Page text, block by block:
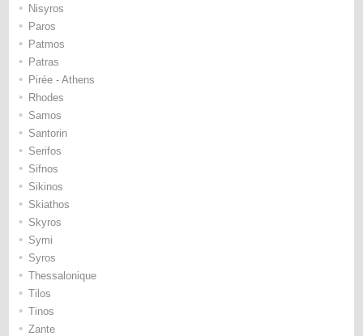
• Nisyros
• Paros
• Patmos
• Patras
• Pirée - Athens
• Rhodes
• Samos
• Santorin
• Serifos
• Sifnos
• Sikinos
• Skiathos
• Skyros
• Symi
• Syros
• Thessalonique
• Tilos
• Tinos
• Zante